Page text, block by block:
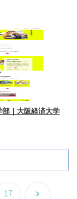
部｜大阪経済大学
17 次